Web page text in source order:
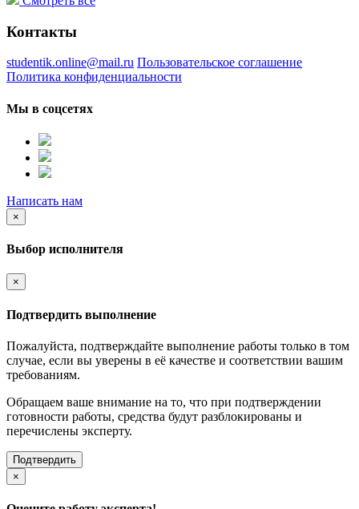
Контакты
studentik.online@mail.ru Пользовательское соглашение
Политика конфиденциальности
Мы в соцсетях
Написать нам
×
Выбор исполнителя
×
Подтвердить выполнение
Пожалуйста, подтверждайте выполнение работы только в том
случае, если вы уверены в её качестве и соответствии вашим
требованиям.
Обращаем ваше внимание на то, что при подтверждении
готовности работы, средства будут разблокированы и
перечислены эксперту.
Подтвердить
×